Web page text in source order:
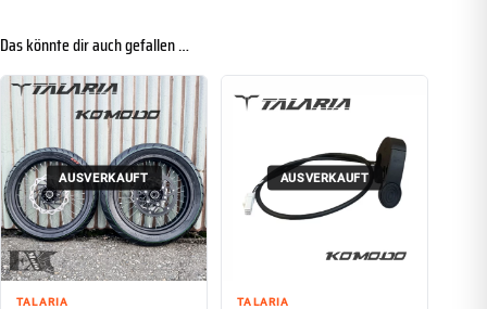
Das könnte dir auch gefallen …
AUSVERKAUFT
TALARIA
AUSVERKAUFT
TALARIA